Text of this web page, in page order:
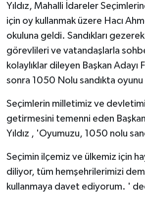
Yıldız, Mahalli İdareler
için oy kullanmak üzere Hacı
okuluna geldi. Sandıkları gezerek
görevlileri ve vatandaşlarla
kolaylıklar dileyen Başkan Adayı
sonra 1050 Nolu sandıkta oyunu
Seçimlerin milletimiz ve
getirmesini temenni eden Başkan
Yıldız , 'Oyumuzu, 1050 nolu
Seçimin ilçemiz ve ülkemiz için
diliyor, tüm hemşehrilerimizi
kullanmaya davet ediyorum. '